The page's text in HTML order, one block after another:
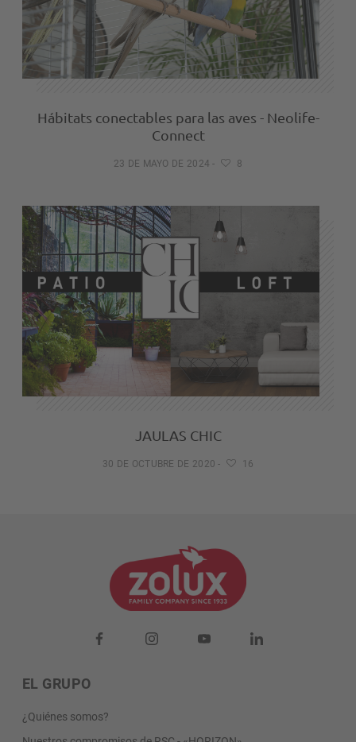
Hábitats conectables para las aves - Neolife-
Connect
23 DE MAYO DE 2024 - 8
JAULAS CHIC
30 DE OCTUBRE DE 2020 - 16
EL GRUPO
¿Quiénes somos?